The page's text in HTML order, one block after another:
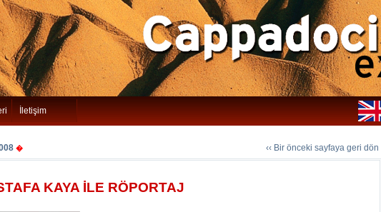
İletişim
� ‹‹ Bir önceki sayfaya geri dön
KAYA İLE RÖPORTAJ